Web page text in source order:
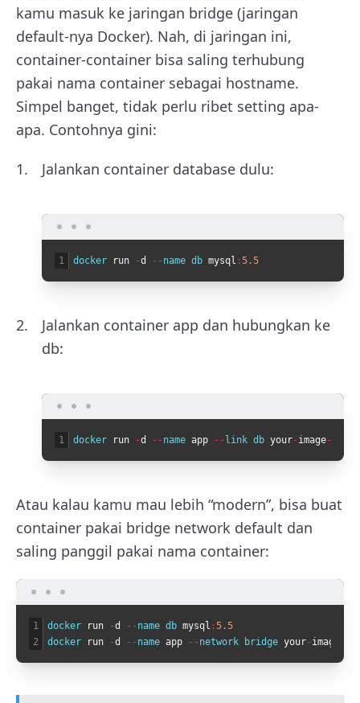
kamu masuk ke jaringan bridge (jaringan
default-nya Docker). Nah, di jaringan ini,
container-container bisa saling terhubung
pakai nama container sebagai hostname.
Simpel banget, tidak perlu ribet setting apa-
apa. Contohnya gini:
Jalankan container database dulu:
1 docker run -d --name db mysql :5.5
Jalankan container app dan hubungkan ke
db:
1 docker run -d --name app --link db your-image-
Atau kalau kamu mau lebih “modern”, bisa buat
container pakai bridge network default dan
saling panggil pakai nama container:
1
2
docker run -d --name db mysql :5.5
docker
run -d --name app --network bridge your-image